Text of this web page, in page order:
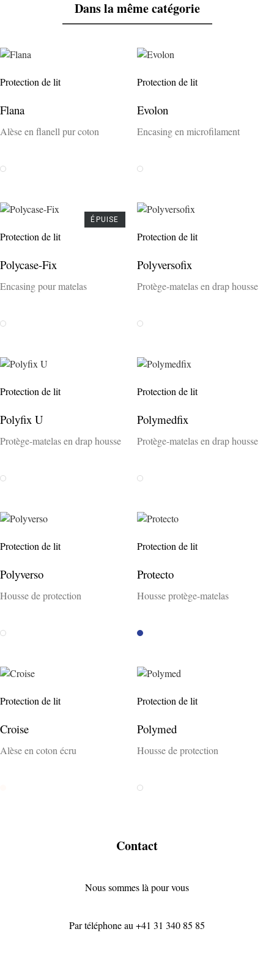
Dans la même catégorie
Protection de lit
Flana
Alèse en flanell pur coton
Weiss
Protection de lit
Evolon
Encasing en microfilament
Weiss
Protection de lit
Polycase-Fix
Encasing pour matelas
ÉPUISE
Weiss
Protection de lit
Polyversofix
Protège-matelas en drap housse
Weiss
Protection de lit
Polyfix U
Protège-matelas en drap housse
Weiss
Protection de lit
Polymedfix
Protège-matelas en drap housse
Weiss
Protection de lit
Polyverso
Housse de protection
Weiss
Protection de lit
Protecto
Housse protège-matelas
Blau
Protection de lit
Croise
Alèse en coton écru
Protection de lit
Polymed
Housse de protection
Weiss
Contact
Nous sommes là pour vous
Par téléphone au +41 31 340 85 85